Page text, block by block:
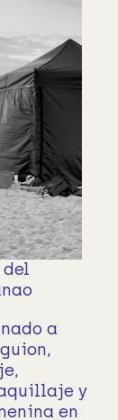
del
a
y
en